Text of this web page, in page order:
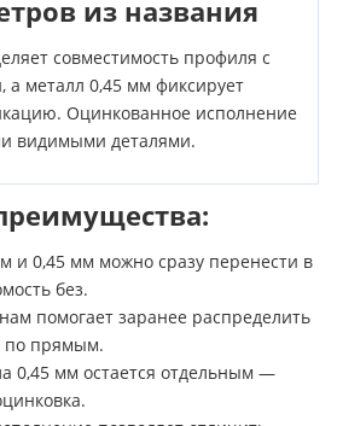
из названия
совместимость профиля с
а металл 0,45 мм фиксирует
Оцинкованное исполнение
видимыми деталями.
и 0,45 мм можно сразу перенести в
без.
помогает заранее распределить
по прямым.
0,45 мм остается отдельным —